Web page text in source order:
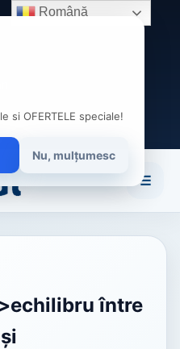
☰
între
Română
si OFERTELE speciale!
Nu, mulțumesc